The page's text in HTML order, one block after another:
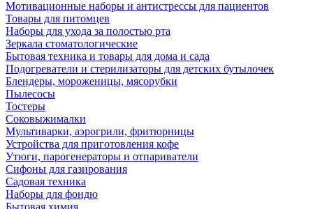
Мотивационные наборы и антистрессы для пациентов
Товары для питомцев
Наборы для ухода за полостью рта
Зеркала стоматологические
Бытовая техника и товары для дома и сада
Подогреватели и стерилизаторы для детских бутылочек
Блендеры, мороженицы, мясорубки
Пылесосы
Тостеры
Соковыжималки
Мультиварки, аэрогрили, фритюрницы
Устройства для приготовления кофе
Утюги, парогенераторы и отпариватели
Сифоны для газирования
Садовая техника
Наборы для фондю
Бытовая химия